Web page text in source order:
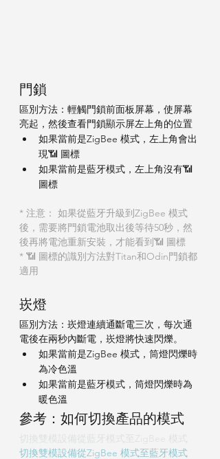
門鎖
區別方法：輕觸門鎖前面板屏幕，使屏幕
亮起，然後查看門鎖顯示屏左上角的位置
如果當前是ZigBee 模式，左上角會出
現📶 圖標
如果當前是藍牙模式，左上角沒有📶
圖標
* 注意： 如果從藍牙升級到ZigBee 模式
後，需要將門鎖電池取出後等待50秒，然
後再將電池重新安裝，才能看到📶 圖標
* 📶 圖標的識別方法對Titan和Odin門鎖都
適用
崁燈
區別方法：崁燈連續通斷電三次，每次通
電後在兩秒內斷電，崁燈將快速閃爍。
如果當前是ZigBee 模式，筒燈閃爍時
為冷色溫
如果當前是藍牙模式，筒燈閃爍時為
暖色溫
參考：如何切換產品的模式
切換雙模設備從ZigBee 模式至藍牙模式